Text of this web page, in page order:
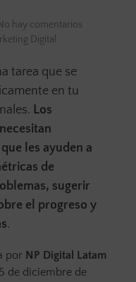
hay comentarios
Digital
tarea que se
en tu
Los
les ayuden a
de
sugerir
el progreso y
.
por NP Digital Latam
de diciembre de